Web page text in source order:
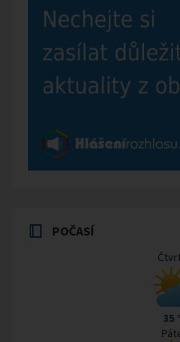
POČASÍ
35